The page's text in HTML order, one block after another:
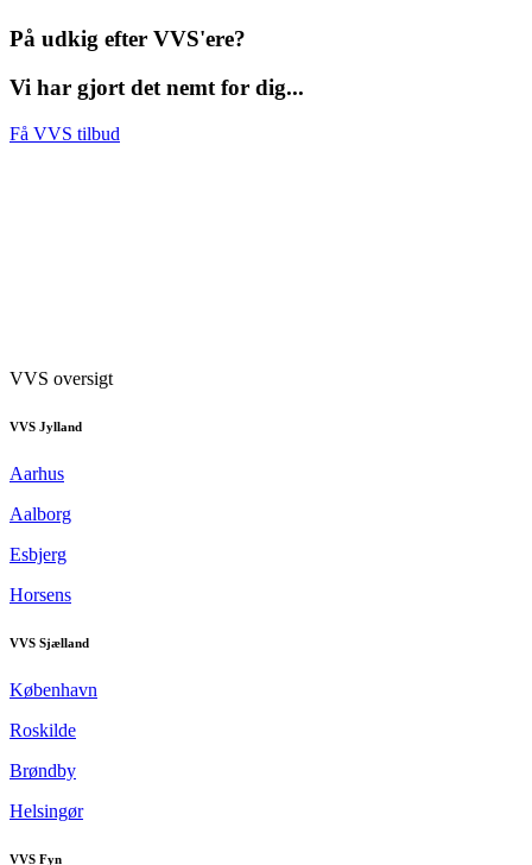
På udkig efter VVS'ere?
Vi har gjort det nemt for dig...
Få VVS tilbud
VVS oversigt
VVS Jylland
Aarhus
Aalborg
Esbjerg
Horsens
VVS Sjælland
København
Roskilde
Brøndby
Helsingør
VVS Fyn